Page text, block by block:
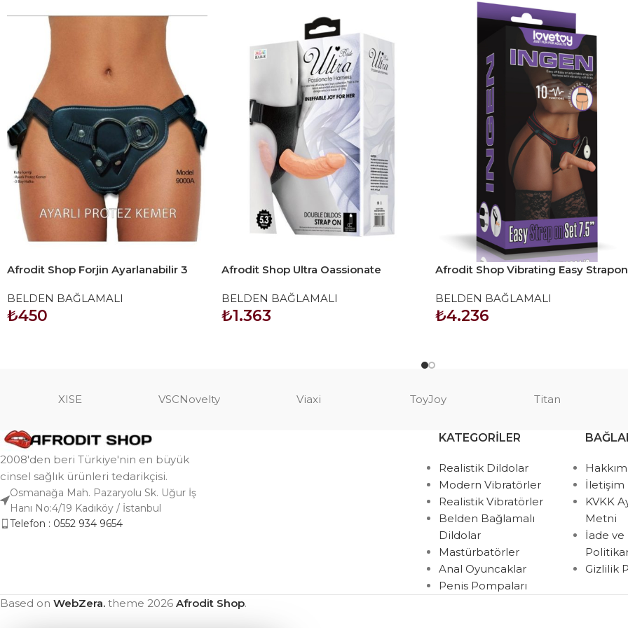
Afrodit Shop Forjin Ayarlanabilir 3
Siyah
BELDEN BAĞLAMALI
₺450
Afrodit Shop Ultra Oassionate
BELDEN BAĞLAMALI
₺1.363
Afrodit Shop Vibrating Easy Strapon
BELDEN BAĞLAMALI
₺4.236
XISE VSCNovelty Viaxi ToyJoy Titan
2008'den beri Türkiye'nin en büyük
cinsel sağlık ürünleri tedarikçisi.
Osmanağa Mah. Pazaryolu Sk. Uğur İş
Hanı No:4/19 Kadıköy / İstanbul
Telefon : 0552 934 9654
KATEGORILER
Realistik Dildolar
Modern Vibratörler
Realistik Vibratörler
Belden Bağlamalı
Dildolar
Mastürbatörler
Anal Oyuncaklar
Penis Pompaları
İletişim
KVKK
Metni
İade
Gizlilik
Based on WebZera. theme 2026 Afrodit Shop.